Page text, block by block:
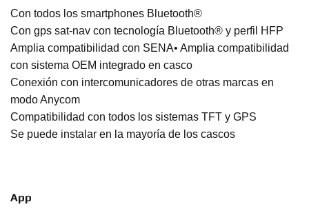
Con todos los smartphones Bluetooth®
Con gps sat-nav con tecnología Bluetooth® y perfil HFP
Amplia compatibilidad con SENA• Amplia compatibilidad
con sistema OEM integrado en casco
Conexión con intercomunicadores de otras marcas en
modo Anycom
Compatibilidad con todos los sistemas TFT y GPS
Se puede instalar en la mayoría de los cascos
App